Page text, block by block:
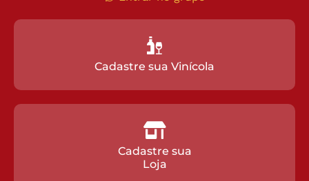
Cadastre sua Vinícola
Cadastre sua
Loja